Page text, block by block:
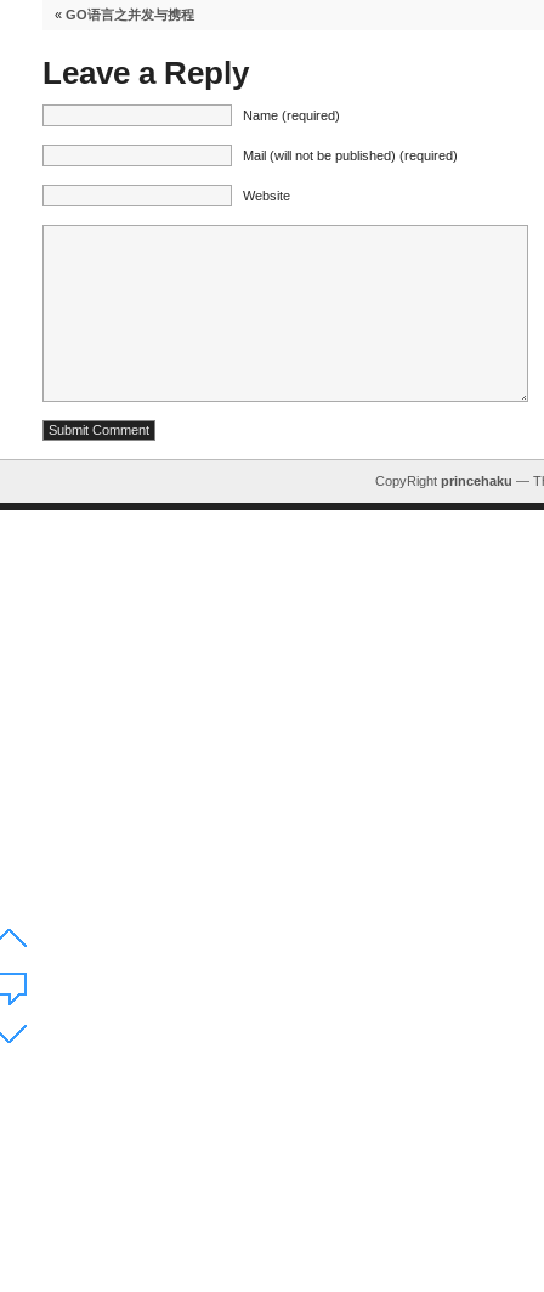
« GO语言之并发与携程
Leave a Reply
Name (required)
Mail (will not be published) (required)
Website
CopyRight princehaku —